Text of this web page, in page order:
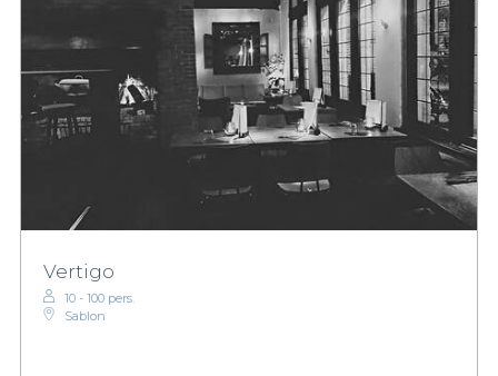
Vertigo
10 - 100 pers.
Sablon